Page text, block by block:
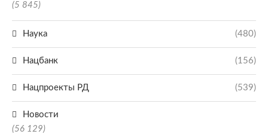
(5 845)
Наука (480)
Нацбанк (156)
Нацпроекты РД (539)
Новости
(56 129)